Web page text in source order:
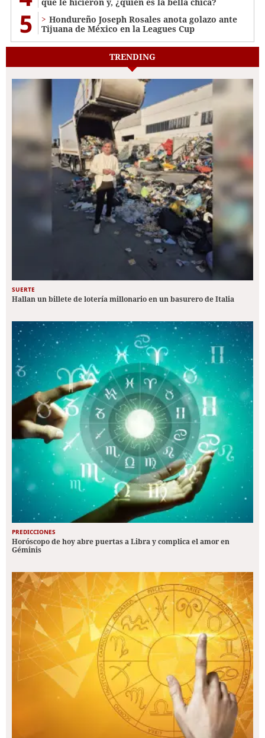
5
Hondureño Joseph Rosales anota golazo ante
Tijuana de México en la Leagues Cup
TRENDING
SUERTE
Hallan un billete de lotería millonario en un basurero de Italia
PREDICCIONES
Horóscopo de hoy abre puertas a Libra y complica el amor en
Géminis